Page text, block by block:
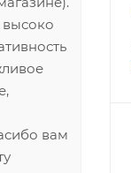
его
С
не
будто